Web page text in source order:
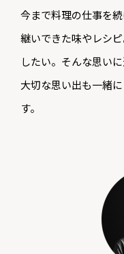
今まで料理の仕事を
継いできた味やレシ
したい。そんな思い
大切な思い出も一緒
す。